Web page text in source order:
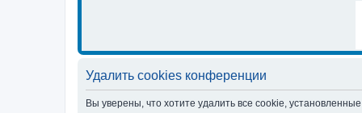
Удалить cookies конференции
Вы уверены, что хотите удалить все cookie,